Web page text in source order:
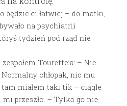
będzie ci łatwiej – do matki,
na psychiatrii
tydzień pod rząd nie
Tourette’a: – Nie
chłopak, nic mu
miałem taki tik – ciągle
przeszło. – Tylko go nie